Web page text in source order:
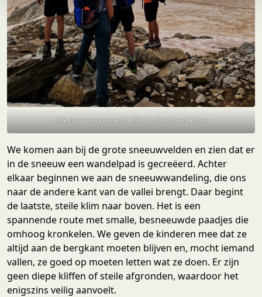
e
Kijk daar zien we eindelijk de Stettiner Hutte
We komen aan bij de grote sneeuwvelden en zien dat er
in de sneeuw een wandelpad is gecreëerd. Achter
elkaar beginnen we aan de sneeuwwandeling, die ons
naar de andere kant van de vallei brengt. Daar begint
de laatste, steile klim naar boven. Het is een
spannende route met smalle, besneeuwde paadjes die
omhoog kronkelen. We geven de kinderen mee dat ze
altijd aan de bergkant moeten blijven en, mocht iemand
vallen, ze goed op moeten letten wat ze doen. Er zijn
geen diepe kliffen of steile afgronden, waardoor het
enigszins veilig aanvoelt.